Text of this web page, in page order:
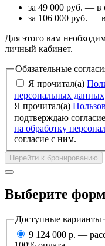
за 49 000 руб. — в
за 106 000 руб. —
Для этого вам
личный кабинет.
Обязательные
Я прочитал(а)
персональных данных
Я прочитал(а)
подтверждаю
на обработку
согласие с ним.
Перейти к бронированию
Выберите
Доступные варианты
9 124 000 р. —